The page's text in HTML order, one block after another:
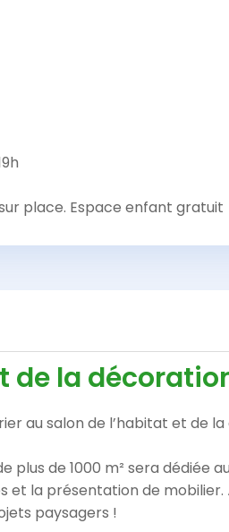
place. Espace enfant gratuit
de la
au salon de l’habitat et de
plus de 1000 m² sera dédiée
et la présentation de
paysagers !